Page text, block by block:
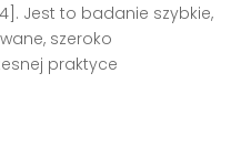
Jest to badanie szybkie,
szeroko
praktyce